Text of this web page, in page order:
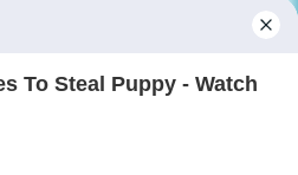
dari sumber yang tepat.
Kabarbaru